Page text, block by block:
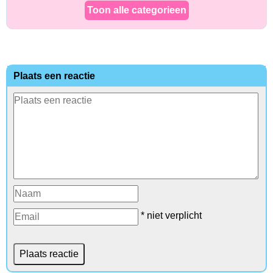
Toon alle categorieen
Plaats een reactie
* niet verplicht